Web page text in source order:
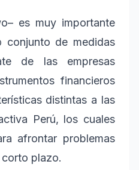
es muy importante
conjunto de medidas
de las empresas
financieros
distintas a las
Perú, los cuales
afrontar problemas
plazo.